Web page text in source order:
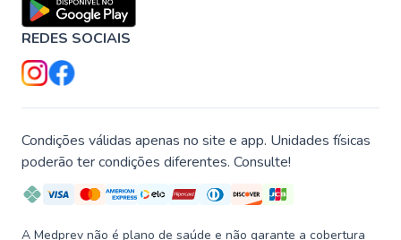
REDES SOCIAIS
Condições válidas apenas no site e app. Unidades físicas
poderão ter condições diferentes. Consulte!
A Medprev não é plano de saúde e não garante a cobertura